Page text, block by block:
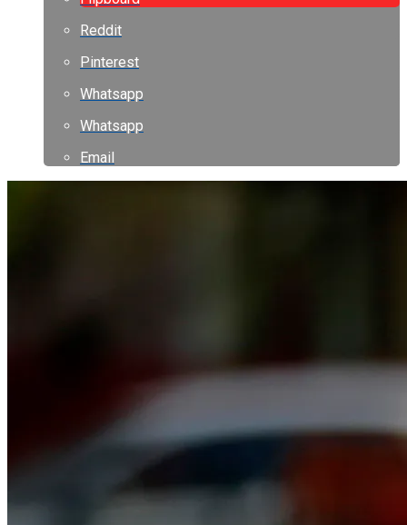
Reddit
Pinterest
Whatsapp
Whatsapp
Email